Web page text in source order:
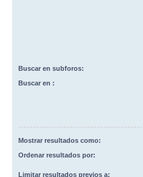
Buscar en subforos:
Buscar en :
Mostrar resultados como:
Ordenar resultados por:
Limitar resultados previos a: